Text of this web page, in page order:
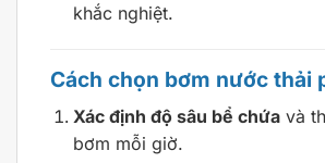
khắc nghiệt.
Cách chọn bơm nước thải
Xác định độ sâu bể chứavà
bơm mỗi giờ.